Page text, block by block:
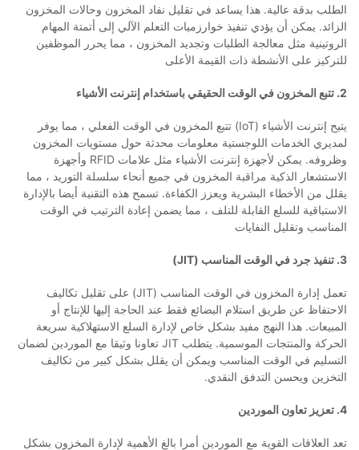
الطلب بدقة عالية. هذا يساعد في تقليل نفاد المخزون وحالات المخزون
الزائد. يمكن أن يؤدي تنفيذ خوارزميات التعلم الآلي إلى أتمتة المهام
الروتينية مثل معالجة الطلبات وتجديد المخزون ، مما يحرر الموظفين
للتركيز على الأنشطة ذات القيمة الأعلى
2. تتبع المخزون في الوقت الحقيقي باستخدام إنترنت الأشياء
يتيح إنترنت الأشياء (IoT) تتبع المخزون في الوقت الفعلي ، مما يوفر
لمديري الخدمات اللوجستية معلومات محدثة حول مستويات المخزون
وظروفه. يمكن لأجهزة إنترنت الأشياء مثل علامات RFID وأجهزة
الاستشعار الذكية مراقبة المخزون في جميع أنحاء سلسلة التوريد ، مما
يقلل من الأخطاء البشرية ويعزز الكفاءة. تسمح هذه التقنية أيضا بالإدارة
الاستباقية للسلع القابلة للتلف ، مما يضمن إعادة الترتيب في الوقت
المناسب وتقليل النفايات
3. تنفيذ جرد في الوقت المناسب (JIT)
تعمل إدارة المخزون في الوقت المناسب (JIT) على تقليل تكاليف
الاحتفاظ عن طريق استلام البضائع فقط عند الحاجة إليها للإنتاج أو
المبيعات. هذا النهج مفيد بشكل خاص لإدارة السلع الاستهلاكية سريعة
الحركة والمنتجات الموسمية. يتطلب JIT تعاونا وثيقا مع الموردين لضمان
التسليم في الوقت المناسب ويمكن أن يقلل بشكل كبير من تكاليف
التخزين ويحسن التدفق النقدي.
4. تعزيز تعاون الموردين
تعد العلاقات القوية مع الموردين أمرا بالغ الأهمية لإدارة المخزون بشكل